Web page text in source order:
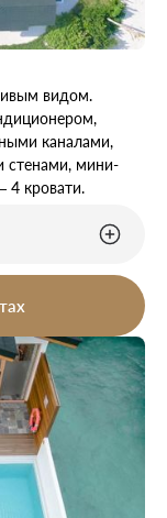
видом.
каналами,
стенами, мини-
4 кровати.